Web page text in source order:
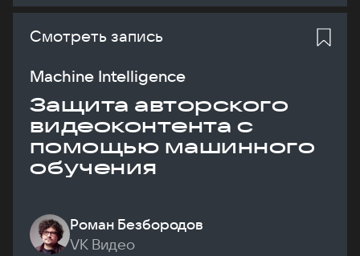
Смотреть запись
Machine Intelligence
Защита авторского
видеоконтента с
помощью машинного
обучения
Роман Безбородов
VK Видео